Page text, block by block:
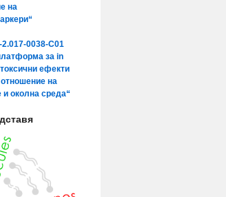
на
2.017-0038-C01
за in
ефекти
на
околна среда“